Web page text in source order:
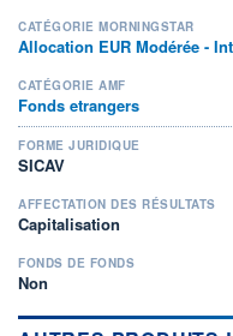
CATÉGORIE MORNINGSTAR
Allocation EUR Modérée -
CATÉGORIE AMF
Fonds etrangers
FORME JURIDIQUE
SICAV
AFFECTATION DES RÉSULTATS
Capitalisation
FONDS DE FONDS
Non